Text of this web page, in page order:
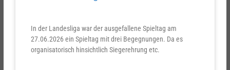
In der Landesliga war der ausgefallene Spieltag am
27.06.2026 ein Spieltag mit drei Begegnungen. Da es
organisatorisch hinsichtlich Siegerehrung etc.